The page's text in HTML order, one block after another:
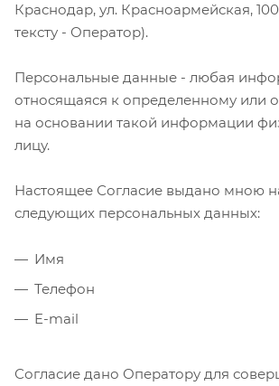
Краснодар, ул. Красноармейская,
тексту - Оператор).
Персональные данные - любая
относящаяся к определенному или
на основании такой информации
лицу.
Настоящее Согласие выдано мною
следующих персональных данных:
Имя
Телефон
E-mail
Согласие дано Оператору для